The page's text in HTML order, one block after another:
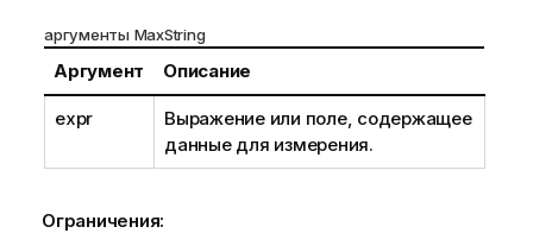
аргументы MaxString
Аргумент Описание
expr
Выражение или поле, содержащее
данные для измерения.
Ограничения: